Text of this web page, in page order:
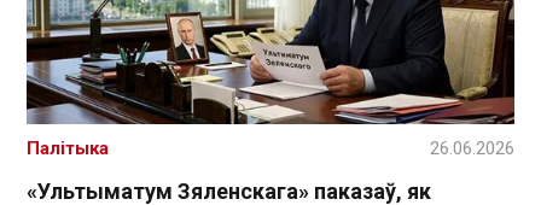
«Ультыматум Зяленскага» паказаў, як
Палітыка 26.06.2026